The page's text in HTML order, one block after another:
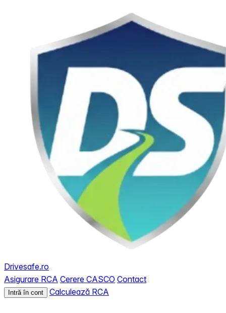
Drivesafe.ro
Asigurare RCA Cerere CASCO Contact
Intră în cont Calculează RCA